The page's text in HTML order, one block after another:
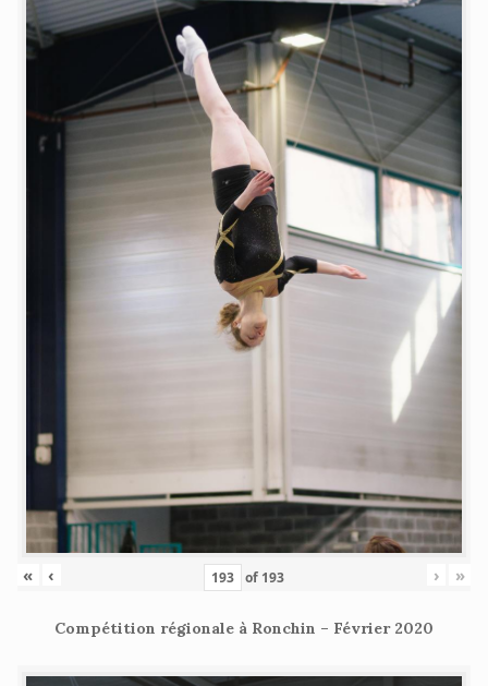
« ‹ of 193 › »
Compétition régionale à Ronchin – Février 2020